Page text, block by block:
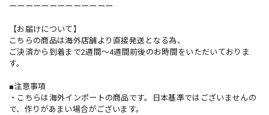
ーーーーーーーーーーーーー
【お届けについて】
こちらの商品は海外店舗より直接発送となる為、
ご決済から到着まで2週間〜4週間前後のお時間をいただいておりま
す。
■注意事項
・こちらは海外インポートの商品です。日本基準ではございませんの
で、作りがあまい場合がございます。